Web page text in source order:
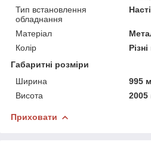
Тип встановлення
обладнання
Матеріал
Колір
Габаритні розміри
Ширина
995
Висота
Приховати